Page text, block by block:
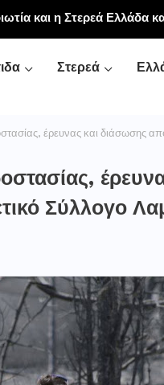
και Κοινοβιακή Μονή
Στερεά
έρευνας και διάσωσης
Σύλλογο